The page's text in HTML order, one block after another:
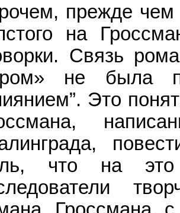
прежде чем
на
Связь
не была
Это
что на это